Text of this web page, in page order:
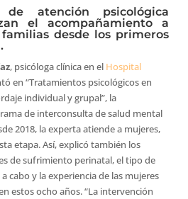
de atención psicológica
el acompañamiento a
desde los primeros
, psicóloga clínica en el Hospital
en “Tratamientos psicológicos en
individual y grupal”, la
de interconsulta de salud mental
2018, la experta atiende a mujeres,
etapa. Así, explicó también los
de sufrimiento perinatal, el tipo de
cabo y la experiencia de las mujeres
estos ocho años. “La intervención